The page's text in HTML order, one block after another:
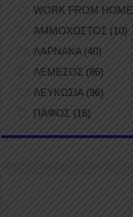
WORK FROM HOME
ΑΜΜΟΧΩΣΤΟΣ (10)
ΛΑΡΝΑΚΑ (40)
ΛΕΜΕΣΟΣ (86)
ΛΕΥΚΩΣΙΑ(96)
ΠΑΦΟΣ (16)